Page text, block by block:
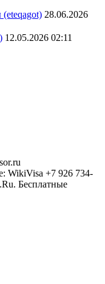
28.06.2026
12.05.2026 02:11
WikiVisa +7 926 734-
Бесплатные